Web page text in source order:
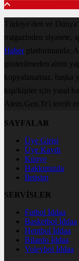
Türkiye'den ve
magazinden siyasete,
Haberplatformunda;
gösterilmeden alıntı
kopyalanamaz, başka
kişi/kişiler için yasal
Alem.Gen.Tr'i tercih
SAYFALAR
Üye Girişi
Üye Kaydı
Künye
Hakkımızda
İletişim
SERVİSLER
Futbol İddaa
Basketbol İddaa
Hentbol İddaa
Bilardo İddaa
Voleybol İddaa